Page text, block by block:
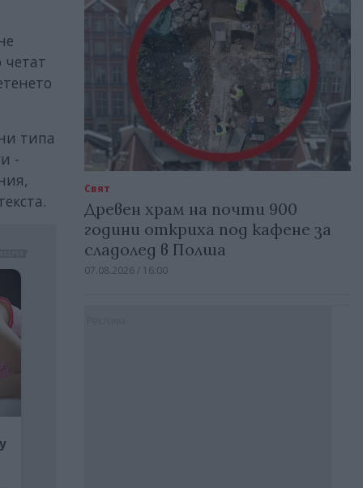
четат
типа
-
Свят
Древен храм на почти 900
години откриха под кафене за
сладолед в Полша
07.08.2026 / 16:00